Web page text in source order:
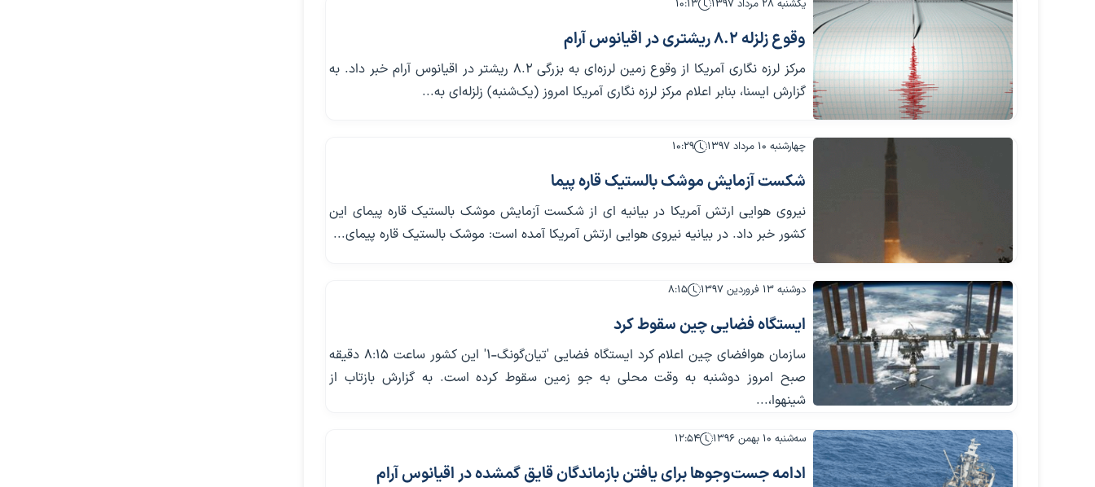
یکشنبه ۲۸ مرداد ۱۳۹۷ ۱۰:۱۳
وقوع زلزله ۸.۲ ریشتری در اقیانوس آرام
مرکز لرزه نگاری آمریکا از وقوع زمین لرزه‌ای به بزرگی ۸.۲ ریشتر در اقیانوس آرام خبر داد. به
گزارش ایسنا، بنابر اعلام مرکز لرزه نگاری آمریکا امروز (یک‌شنبه) زلزله‌ای به...
چهارشنبه ۱۰ مرداد ۱۳۹۷ ۱۰:۲۹
شکست آزمایش موشک بالستیک قاره پیما
نیروی هوایی ارتش آمریکا در بیانیه ای از شکست آزمایش موشک بالستیک قاره پیمای این
کشور خبر داد. در بیانیه نیروی هوایی ارتش آمریکا آمده است: موشک بالستیک قاره پیمای...
دوشنبه ۱۳ فروردین ۱۳۹۷ ۸:۱۵
ایستگاه فضایی چین سقوط کرد
سازمان هوافضای چین اعلام کرد ایستگاه فضایی 'تیان‌گونگ-1' این کشور ساعت 8:15 دقیقه
صبح امروز دوشنبه به وقت محلی به جو زمین سقوط کرده است. به گزارش بازتاب از
شینهوا،...
سه‌شنبه ۱۰ بهمن ۱۳۹۶ ۱۲:۵۴
ادامه جست‌وجوها برای یافتن بازماندگان قایق گمشده در اقیانوس آرام